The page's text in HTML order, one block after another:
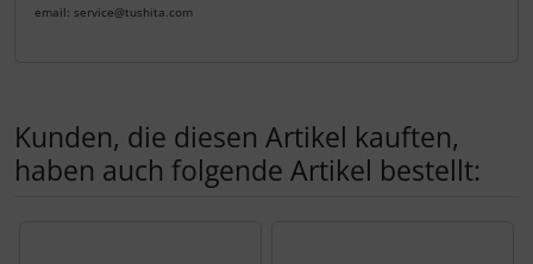
email: service@tushita.com
Kunden, die diesen Artikel kauften,
haben auch folgende Artikel bestellt: